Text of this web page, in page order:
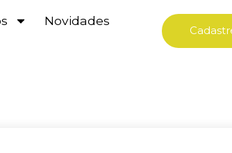
Novidades